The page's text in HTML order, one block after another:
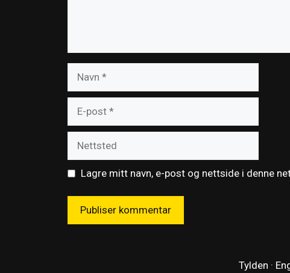
post
Lagre mitt navn, e-post og nettside i denne
Tylden ·